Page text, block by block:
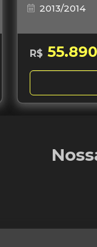
2013/2014
R$ 55.890